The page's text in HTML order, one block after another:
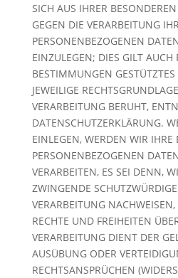
SICH AUS IHRER
GEGEN DIE VERARBEITUNG
PERSONENBEZOGENEN
EINZULEGEN; DIES GILT AUCH
BESTIMMUNGEN
JEWEILIGE
VERARBEITUNG BERUHT,
DATENSCHUTZERKLÄRUNG.
EINLEGEN, WERDEN WIR IHRE
PERSONENBEZOGENEN
VERARBEITEN, ES SEI DENN,
ZWINGENDE
VERARBEITUNG
RECHTE UND FREIHEITEN
VERARBEITUNG DIENT DER
AUSÜBUNG ODER
RECHTSANSPRÜCHEN